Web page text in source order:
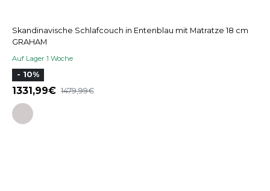
Skandinavische Schlafcouch in Entenblau mit Matratze 18 cm
GRAHAM
Auf Lager 1 Woche
- 10%
1331,99 1479,99